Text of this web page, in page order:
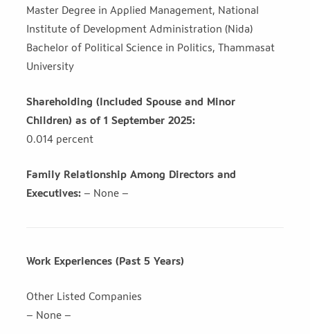
Master Degree in Applied Management, National
Institute of Development Administration (Nida)
Bachelor of Political Science in Politics, Thammasat
University
Shareholding (Included Spouse and Minor
Children) as of 1 September 2025:
0.014 percent
Family Relationship Among Directors and
Executives: – None –
Work Experiences (Past 5 Years)
Other Listed Companies
– None –